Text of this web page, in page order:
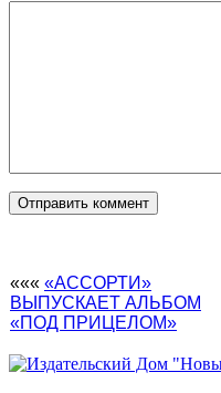
««« «АССОРТИ»
ВЫПУСКАЕТ АЛЬБОМ
«ПОД ПРИЦЕЛОМ»